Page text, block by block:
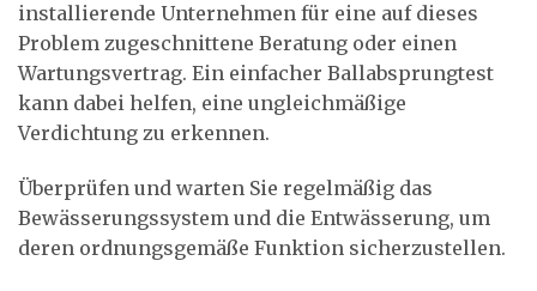
installierende Unternehmen für eine auf dieses
Problem zugeschnittene Beratung oder einen
Wartungsvertrag. Ein einfacher Ballabsprungtest
kann dabei helfen, eine ungleichmäßige
Verdichtung zu erkennen.
Überprüfen und warten Sie regelmäßig das
Bewässerungssystem und die Entwässerung, um
deren ordnungsgemäße Funktion sicherzustellen.